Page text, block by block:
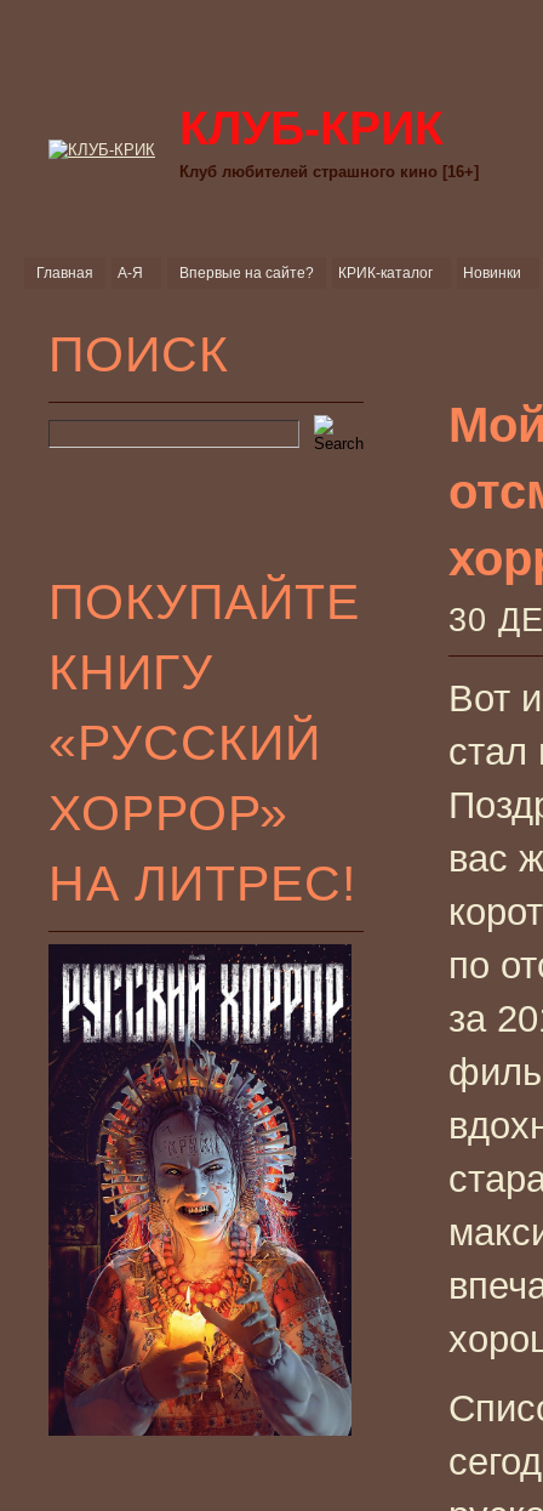
КЛУБ-КРИК
Клуб любителей страшного кино [16+]
Главная А-Я Впервые на сайте? КРИК-каталог Новинки
ПОИСК
ПОКУПАЙТЕ
КНИГУ
«РУССКИЙ
ХОРРОР»
НА ЛИТРЕС!
30
Вот
стал
вас
по
за